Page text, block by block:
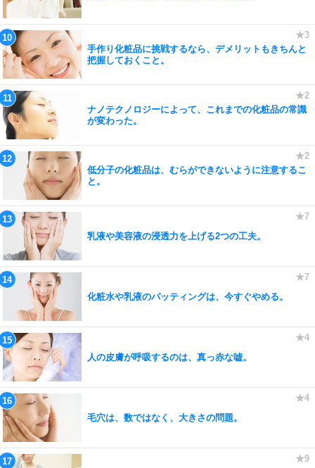
手作り化粧品に挑戦するなら、デメリットもきちんと
把握しておくこと。
ナノテクノロジーによって、これまでの化粧品の常識
が変わった。
低分子の化粧品は、むらができないように注意するこ
と。
乳液や美容液の浸透力を上げる2つの工夫。
化粧水や乳液のパッティングは、今すぐやめる。
人の皮膚が呼吸するのは、真っ赤な嘘。
毛穴は、数ではなく、大きさの問題。